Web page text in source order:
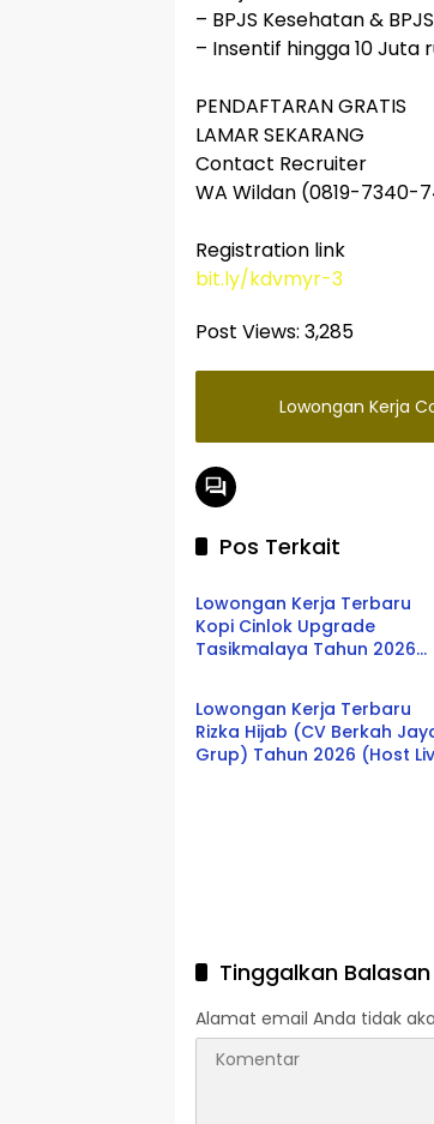
– BPJS Kesehatan &
– Insentif hingga 10 Juta
PENDAFTARAN GRATIS
LAMAR SEKARANG
Contact Recruiter
WA Wildan (0819-7340-
Registration link
bit.ly/kdvmyr-3
Post Views: 3,285
Lowongan Kerja
Pos Terkait
LOWONGAN KERJA
Lowongan Kerja Terbaru
Kopi Cinlok Upgrade
Tasikmalaya Tahun 2026
LOWONGAN KERJA
Lowongan Kerja Terbaru
Rizka Hijab (CV Berkah
Grup) Tahun 2026 (Host
Tinggalkan Balasan
Alamat email Anda tidak